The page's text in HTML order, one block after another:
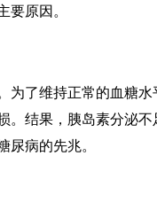
要原因。
为了维持正常的血糖
。结果，胰岛素分泌不
尿病的先兆。